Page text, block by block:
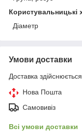
Користувальницькі
Діаметр
Умови доставки
Доставка
Нова Пошта
Самовивіз
Всі умови доставки